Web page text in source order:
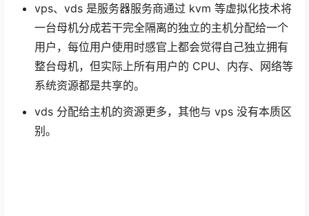
vps、vds 是服务器服务商通过 kvm 等虚拟化技术将
一台母机分成若干完全隔离的独立的主机分配给一个
用户，每位用户使用时感官上都会觉得自己独立拥有
整台母机，但实际上所有用户的 CPU、内存、网络等
系统资源都是共享的。
vds 分配给主机的资源更多，其他与 vps 没有本质区
别。